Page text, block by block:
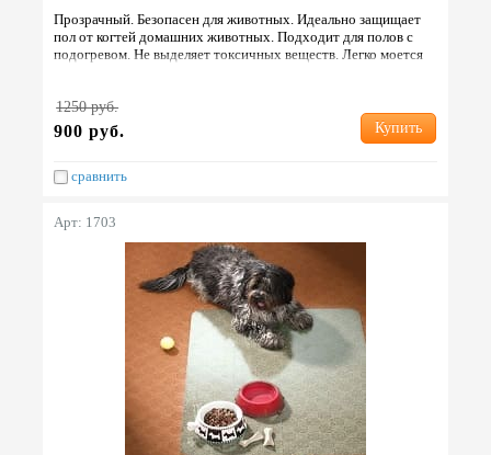
Прозрачный. Безопасен для животных. Идеально защищает
пол от когтей домашних животных. Подходит для полов с
подогревом. Не выделяет токсичных веществ. Легко моется
1250 руб.
900 руб. Купить
сравнить
Арт: 1703